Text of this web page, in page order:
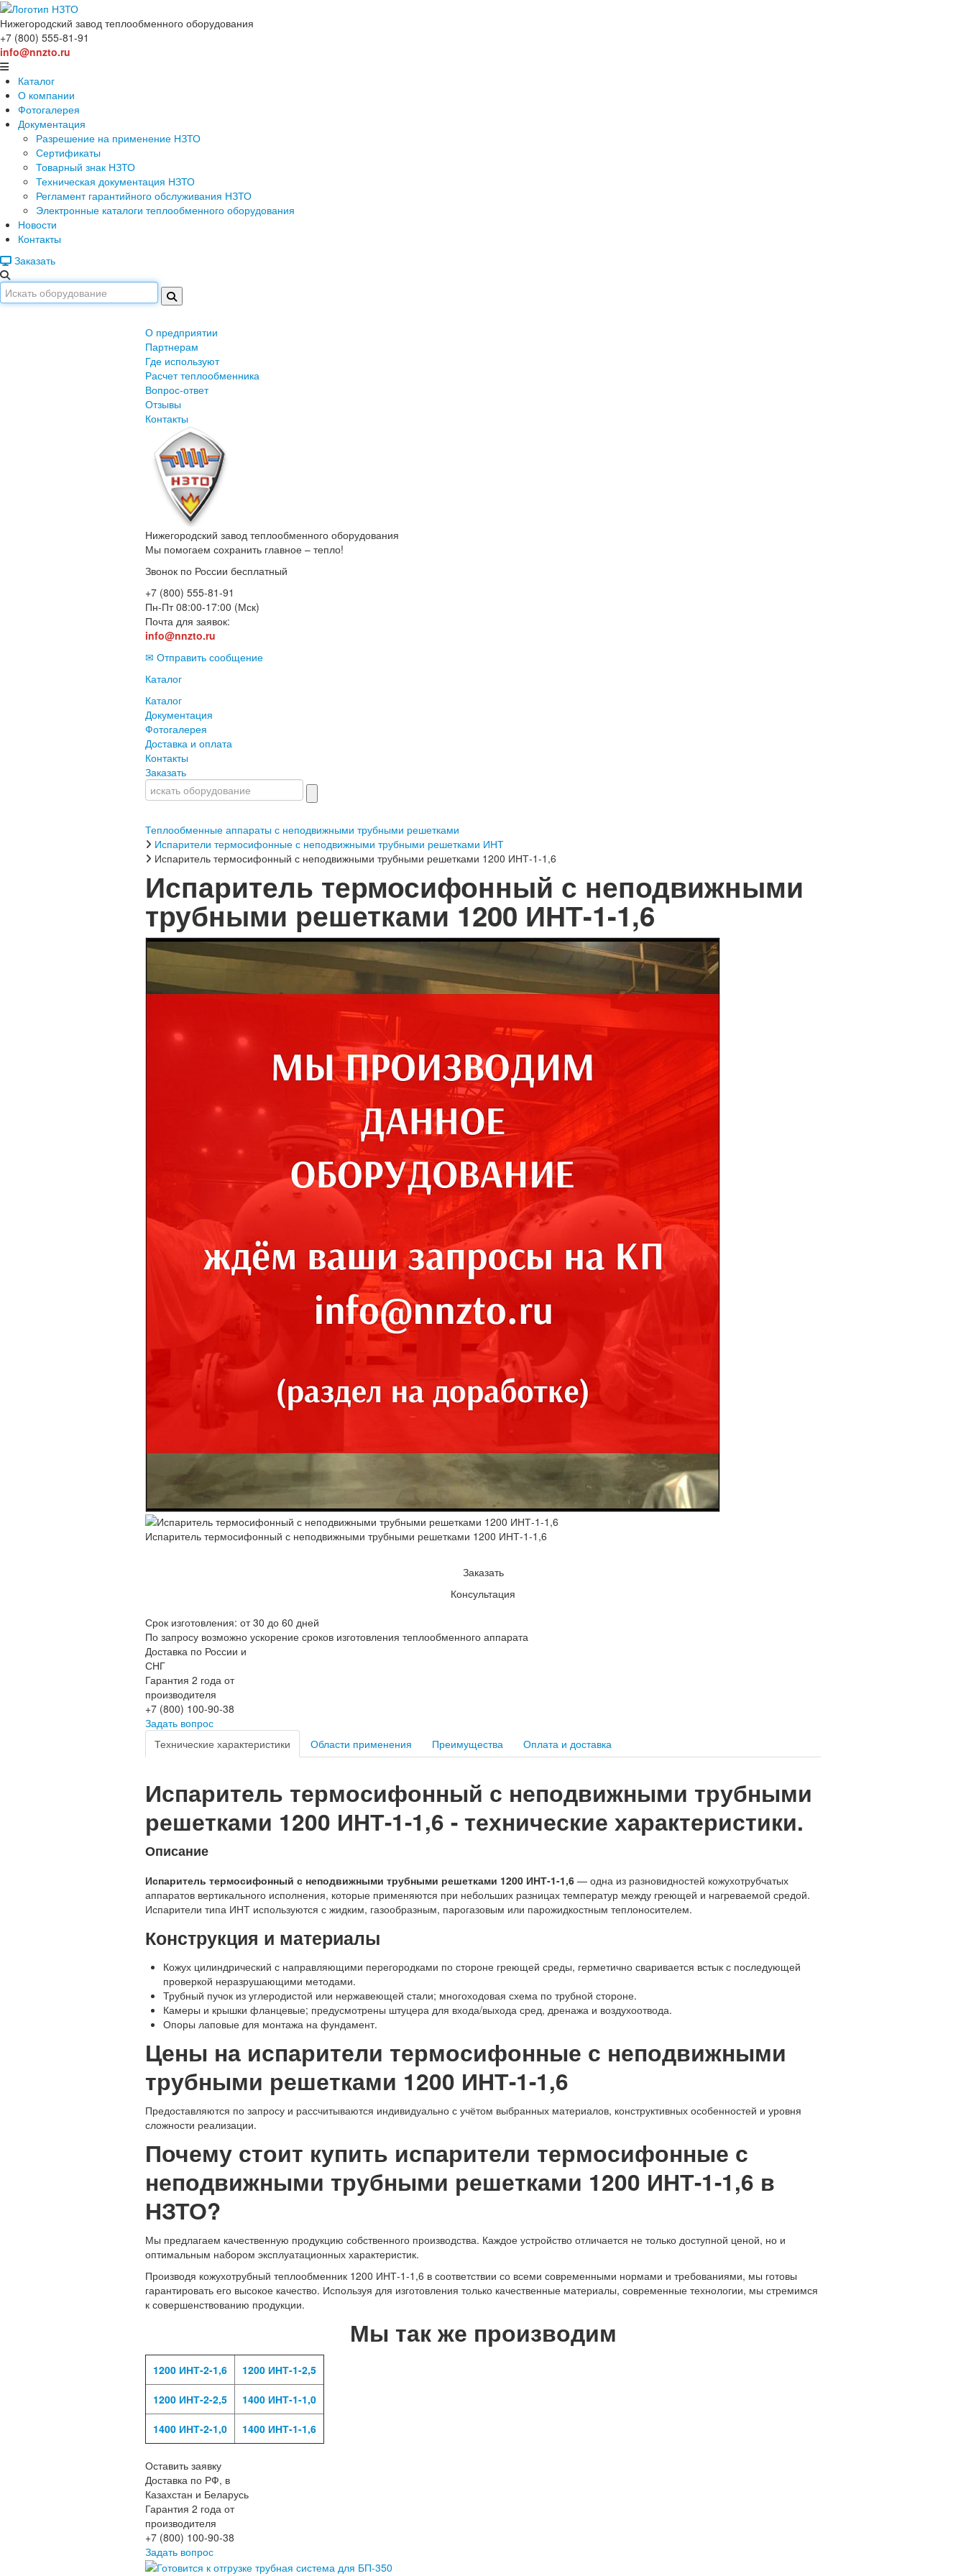
Нижегородский завод теплообменного оборудования
+7 (800) 555-81-91
info@nnzto.ru
Каталог
О компании
Фотогалерея
Документация
Разрешение на применение НЗТО
Сертификаты
Товарный знак НЗТО
Техническая документация НЗТО
Регламент гарантийного обслуживания НЗТО
Электронные каталоги теплообменного оборудования
Новости
Контакты
Заказать
О предприятии
Партнерам
Где используют
Расчет теплообменника
Вопрос-ответ
Отзывы
Контакты
Нижегородский завод теплообменного оборудования
Мы помогаем сохранить главное – тепло!
Звонок по России бесплатный
+7 (800) 555-81-91
Пн-Пт 08:00-17:00 (Мск)
Почта для заявок:
info@nnzto.ru
✉ Отправить сообщение
Каталог
Каталог
Документация
Фотогалерея
Доставка и оплата
Контакты
Заказать
Теплообменные аппараты с неподвижными трубными решетками
Испарители термосифонные с неподвижными трубными решетками ИНТ
Испаритель термосифонный с неподвижными трубными решетками 1200 ИНТ-1-1,6
Испаритель термосифонный с неподвижными
трубными решетками 1200 ИНТ-1-1,6
Испаритель термосифонный с неподвижными трубными решетками 1200 ИНТ-1-1,6
Заказать
Консультация
Срок изготовления: от 30 до 60 дней
По запросу возможно ускорение сроков изготовления теплообменного аппарата
Доставка по России и
СНГ
Гарантия 2 года от
производителя
+7 (800) 100-90-38
Задать вопрос
Технические характеристики
Области применения Преимущества Оплата и доставка
Испаритель термосифонный с неподвижными трубными
решетками 1200 ИНТ-1-1,6 - технические характеристики.
Описание
Испаритель термосифонный с неподвижными трубными решетками 1200 ИНТ-1-1,6 — одна из разновидностей кожухотрубчатых
аппаратов вертикального исполнения, которые применяются при небольших разницах температур между греющей и нагреваемой средой.
Испарители типа ИНТ используются с жидким, газообразным, парогазовым или парожидкостным теплоносителем.
Конструкция и материалы
Кожух цилиндрический с направляющими перегородками по стороне греющей среды, герметично сваривается встык с последующей
проверкой неразрушающими методами.
Трубный пучок из углеродистой или нержавеющей стали; многоходовая схема по трубной стороне.
Камеры и крышки фланцевые; предусмотрены штуцера для входа/выхода сред, дренажа и воздухоотвода.
Опоры лаповые для монтажа на фундамент.
Цены на испарители термосифонные с неподвижными
трубными решетками 1200 ИНТ-1-1,6
Предоставляются по запросу и рассчитываются индивидуально с учётом выбранных материалов, конструктивных особенностей и уровня
сложности реализации.
Почему стоит купить испарители термосифонные с
неподвижными трубными решетками 1200 ИНТ-1-1,6 в
НЗТО?
Мы предлагаем качественную продукцию собственного производства. Каждое устройство отличается не только доступной ценой, но и
оптимальным набором эксплуатационных характеристик.
Производя кожухотрубный теплообменник 1200 ИНТ-1-1,6 в соответствии со всеми современными нормами и требованиями, мы готовы
гарантировать его высокое качество. Используя для изготовления только качественные материалы, современные технологии, мы стремимся
к совершенствованию продукции.
Мы так же производим
1200 ИНТ-2-1,6 1200 ИНТ-1-2,5
1200 ИНТ-2-2,5 1400 ИНТ-1-1,0
1400 ИНТ-2-1,0 1400 ИНТ-1-1,6
Оставить заявку
Доставка по РФ, в
Казахстан и Беларусь
Гарантия 2 года от
производителя
+7 (800) 100-90-38
Задать вопрос